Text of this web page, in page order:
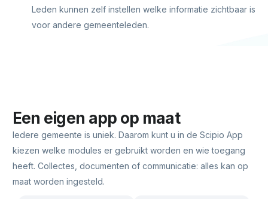
Leden kunnen zelf instellen welke informatie zichtbaar is
voor andere gemeenteleden.
Een eigen app op maat
Iedere gemeente is uniek. Daarom kunt u in de Scipio App
kiezen welke modules er gebruikt worden en wie toegang
heeft. Collectes, documenten of communicatie: alles kan op
maat worden ingesteld.